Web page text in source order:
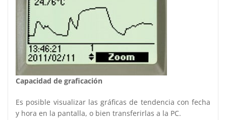
Capacidad de graficación
Es posible visualizar las gráficas de tendencia con fecha
y hora en la pantalla, o bien transferirlas a la PC.